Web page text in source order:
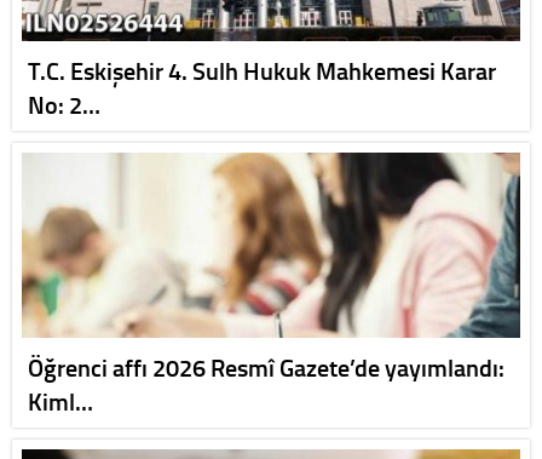
T.C. Eskişehir 4. Sulh Hukuk Mahkemesi Karar
No: 2…
Öğrenci affı 2026 Resmî Gazete’de yayımlandı:
Kiml…